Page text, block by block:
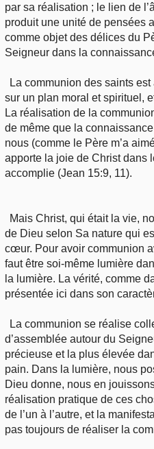
par sa réalisation ; le lien de
produit une unité de pensées
comme objet des délices du
Seigneur dans la
La communion des saints
sur un plan moral et spirituel,
La réalisation de la
de même que la
nous (comme le Père m’a
apporte la joie de Christ dans
accomplie (Jean 15:9, 11).
Mais Christ, qui était la vie,
de Dieu selon Sa nature qui
cœur. Pour avoir communion
faut être soi-même lumière
la lumière. La vérité, comme
présentée ici dans son
La communion se réalise
d’assemblée autour du
précieuse et la plus élevée
pain. Dans la lumière, nous
Dieu donne, nous en
réalisation pratique de ces
de l’un à l’autre, et la
pas toujours de réaliser la